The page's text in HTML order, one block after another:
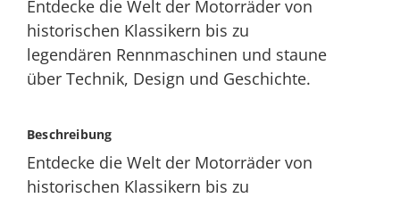
Entdecke die Welt der Motorräder von
historischen Klassikern bis zu
legendären Rennmaschinen und staune
über Technik, Design und Geschichte.
Beschreibung
Entdecke die Welt der Motorräder von
historischen Klassikern bis zu